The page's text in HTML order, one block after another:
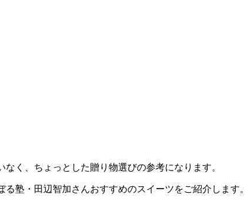
く、ちょっとした贈り物選びの参考になります。
塾・田辺智加さんおすすめのスイーツをご紹介します。